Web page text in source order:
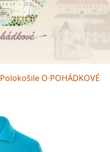
Polokošile O·POHÁDKOVÉ